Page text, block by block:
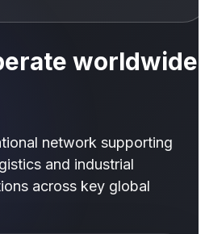
worldwide
network supporting
and industrial
across key global